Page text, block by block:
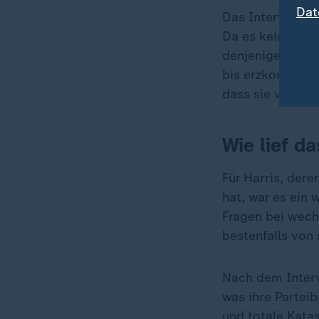
Das Interview
Da es keine
denjenigen
bis
dass sie von
Wie lief
Für Harris,
hat, war es ein
Fragen bei
bestenfalls von
Nach dem
was ihre